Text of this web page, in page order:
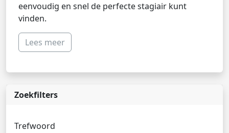
eenvoudig en snel de perfecte stagiair kunt
vinden.
Lees meer
Zoekfilters
Trefwoord